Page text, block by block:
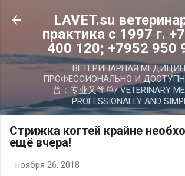
К основному контенту
LAVET.su
практика с 1997 г.
400 120; +7952 950
ВЕТЕРИНАРНАЯ
ПРОФЕССИОНАЛЬНО И
普：专业又简单/ VETERINARY
PROFESSIONALLY AND
Стрижка когтей крайне
ещё вчера!
- ноября 26, 2018